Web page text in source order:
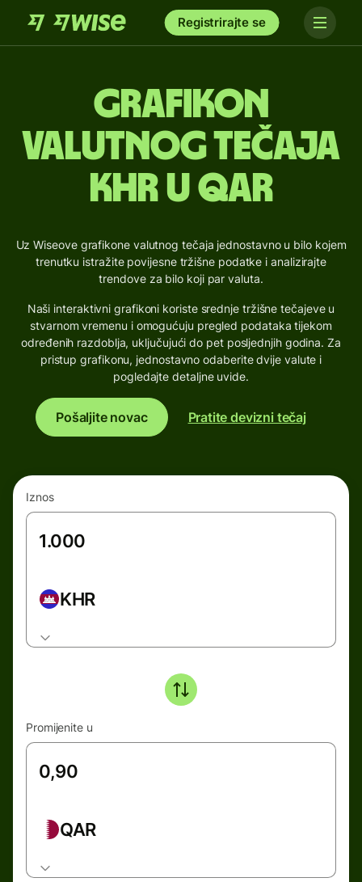
Registrirajte se
Grafikon
valutnog tečaja
KHR u QAR
Uz Wiseove grafikone valutnog tečaja jednostavno u bilo kojem
trenutku istražite povijesne tržišne podatke i analizirajte
trendove za bilo koji par valuta.
Naši interaktivni grafikoni koriste srednje tržišne tečajeve u
stvarnom vremenu i omogućuju pregled podataka tijekom
određenih razdoblja, uključujući do pet posljednjih godina. Za
pristup grafikonu, jednostavno odaberite dvije valute i
pogledajte detaljne uvide.
Pošaljite novac Pratite devizni tečaj
Iznos
KHR
Promijenite u
QAR